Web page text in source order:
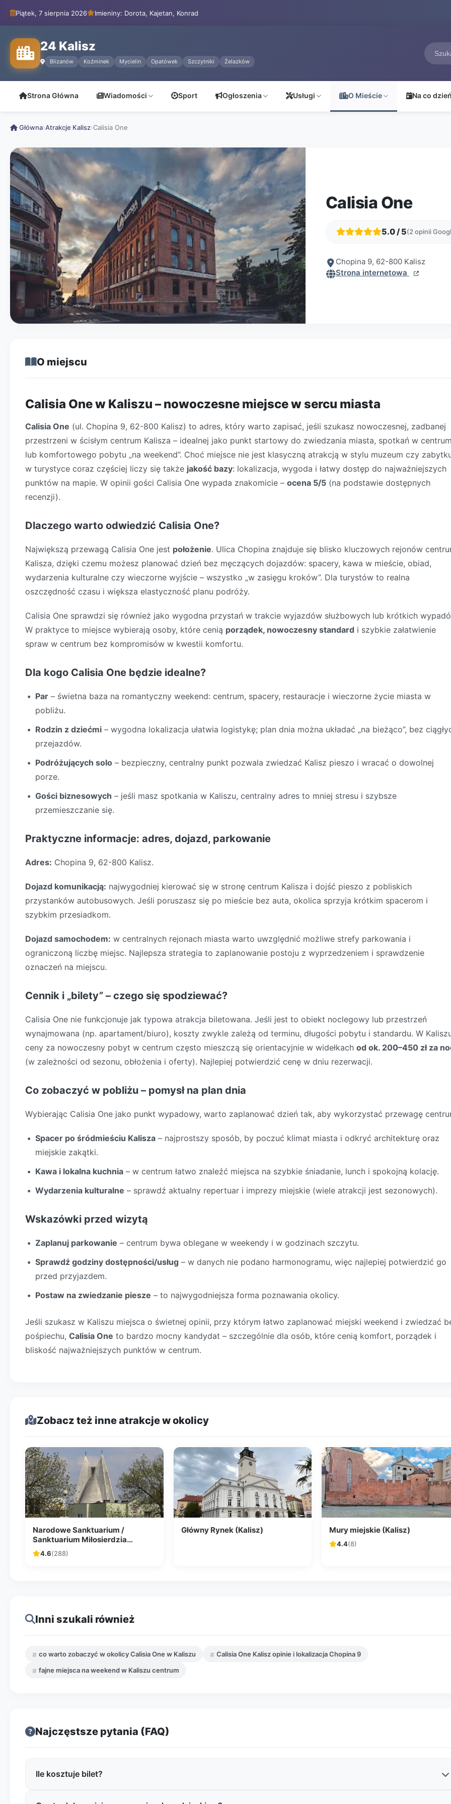
Piątek, 7 sierpnia 2026 Imieniny: Dorota, Kajetan, Konrad
24 Kalisz
Blizanów Koźminek Mycielin Opatówek Szczytniki Żelazków
Strona Główna Wiadomości Sport Ogłoszenia Usługi O Mieście Na co
Główna›Atrakcje Kalisz›Calisia One
Calisia One
5.0 / 5(2 opinii
Chopina 9, 62-800 Kalisz
Strona internetowa
O miejscu
Calisia One w Kaliszu – nowoczesne miejsce w sercu miasta
Calisia One (ul. Chopina 9, 62-800 Kalisz) to adres, który warto zapisać, jeśli szukasz nowoczesnej, zadbanej
przestrzeni w ścisłym centrum Kalisza – idealnej jako punkt startowy do zwiedzania miasta, spotkań w
lub komfortowego pobytu „na weekend”. Choć miejsce nie jest klasyczną atrakcją w stylu muzeum czy
w turystyce coraz częściej liczy się także jakość bazy: lokalizacja, wygoda i łatwy dostęp do najważniejszych
punktów na mapie. W opinii gości Calisia One wypada znakomicie – ocena 5/5 (na podstawie dostępnych
recenzji).
Dlaczego warto odwiedzić Calisia One?
Największą przewagą Calisia One jest położenie. Ulica Chopina znajduje się blisko kluczowych rejonów
Kalisza, dzięki czemu możesz planować dzień bez męczących dojazdów: spacery, kawa w mieście, obiad,
wydarzenia kulturalne czy wieczorne wyjście – wszystko „w zasięgu kroków”. Dla turystów to realna
oszczędność czasu i większa elastyczność planu podróży.
Calisia One sprawdzi się również jako wygodna przystań w trakcie wyjazdów służbowych lub krótkich
W praktyce to miejsce wybierają osoby, które cenią porządek, nowoczesny standard i szybkie załatwienie
spraw w centrum bez kompromisów w kwestii komfortu.
Dla kogo Calisia One będzie idealne?
Par – świetna baza na romantyczny weekend: centrum, spacery, restauracje i wieczorne życie miasta w
pobliżu.
Rodzin z dziećmi – wygodna lokalizacja ułatwia logistykę; plan dnia można układać „na bieżąco”, bez
przejazdów.
Podróżujących solo – bezpieczny, centralny punkt pozwala zwiedzać Kalisz pieszo i wracać o dowolnej
porze.
Gości biznesowych – jeśli masz spotkania w Kaliszu, centralny adres to mniej stresu i szybsze
przemieszczanie się.
Praktyczne informacje: adres, dojazd, parkowanie
Adres: Chopina 9, 62-800 Kalisz.
Dojazd komunikacją: najwygodniej kierować się w stronę centrum Kalisza i dojść pieszo z pobliskich
przystanków autobusowych. Jeśli poruszasz się po mieście bez auta, okolica sprzyja krótkim spacerom i
szybkim przesiadkom.
Dojazd samochodem: w centralnych rejonach miasta warto uwzględnić możliwe strefy parkowania i
ograniczoną liczbę miejsc. Najlepsza strategia to zaplanowanie postoju z wyprzedzeniem i sprawdzenie
oznaczeń na miejscu.
Cennik i „bilety” – czego się spodziewać?
Calisia One nie funkcjonuje jak typowa atrakcja biletowana. Jeśli jest to obiekt noclegowy lub przestrzeń
wynajmowana (np. apartament/biuro), koszty zwykle zależą od terminu, długości pobytu i standardu. W
ceny za nowoczesny pobyt w centrum często mieszczą się orientacyjnie w widełkach od ok. 200–450 zł za
(w zależności od sezonu, obłożenia i oferty). Najlepiej potwierdzić cenę w dniu rezerwacji.
Co zobaczyć w pobliżu – pomysł na plan dnia
Wybierając Calisia One jako punkt wypadowy, warto zaplanować dzień tak, aby wykorzystać przewagę
Spacer po śródmieściu Kalisza – najprostszy sposób, by poczuć klimat miasta i odkryć architekturę oraz
miejskie zakątki.
Kawa i lokalna kuchnia – w centrum łatwo znaleźć miejsca na szybkie śniadanie, lunch i spokojną kolację.
Wydarzenia kulturalne – sprawdź aktualny repertuar i imprezy miejskie (wiele atrakcji jest sezonowych).
Wskazówki przed wizytą
Zaplanuj parkowanie – centrum bywa oblegane w weekendy i w godzinach szczytu.
Sprawdź godziny dostępności/usług – w danych nie podano harmonogramu, więc najlepiej potwierdzić go
przed przyjazdem.
Postaw na zwiedzanie piesze – to najwygodniejsza forma poznawania okolicy.
Jeśli szukasz w Kaliszu miejsca o świetnej opinii, przy którym łatwo zaplanować miejski weekend i zwiedzać
pośpiechu, Calisia One to bardzo mocny kandydat – szczególnie dla osób, które cenią komfort, porządek i
bliskość najważniejszych punktów w centrum.
Zobacz też inne atrakcje w okolicy
Narodowe Sanktuarium /
Sanktuarium Miłosierdzia
Bożego w Kaliszu
4.6(288)
Główny Rynek (Kalisz) Mury miejskie (Kalisz)
4.4(8)
Inni szukali również
co warto zobaczyć w okolicy Calisia One w Kaliszu
Calisia One Kalisz opinie i lokalizacja Chopina 9
fajne miejsca na weekend w Kaliszu centrum
Najczęstsze pytania (FAQ)
Ile kosztuje bilet?